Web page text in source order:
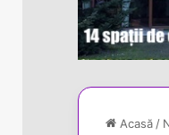
Acasă/